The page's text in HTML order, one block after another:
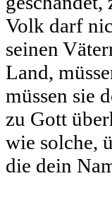
Volk darf
seinen
Land,
müssen sie
zu Gott
wie solche,
die dein